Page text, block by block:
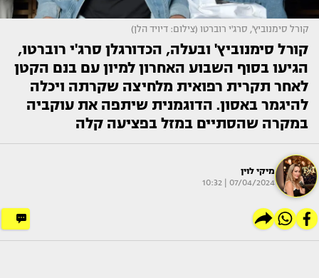
קורל סימנוביץ', סרג'י רוברטו (צילום: דיויד הלן)
קורל סימנוביץ' ובעלה, הכדורגלן סרג'י רוברטו,
הגיעו בסוף השבוע האחרון למיון עם בנם הקטן
לאחר תקרית רפואית מלחיצה שקרתה ויכלה
להיגמר באסון. הדוגמנית שיתפה את עוקביה
במקרה שהסתיים במזל בפציעה קלה
מיקי לוין
07/04/2024 | 10:32